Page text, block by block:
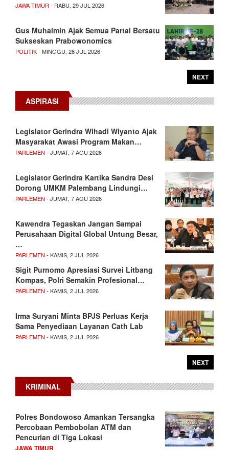
JAWA TIMUR - RABU, 29 JUL 2026
Gus Muhaimin Ajak Semua Partai Bersatu
Sukseskan Prabowonomics
POLITIK- MINGGU, 26 JUL 2026
NEXT
ASPIRASI
Legislator Gerindra Wihadi Wiyanto Ajak
Masyarakat Awasi Program Makan…
PARLEMEN - JUMAT, 7 AGU 2026
Legislator Gerindra Kartika Sandra Desi
Dorong UMKM Palembang Lindungi…
PARLEMEN - JUMAT, 7 AGU 2026
Kawendra Tegaskan Jangan Sampai
Perusahaan Digital Global Untung Besar,
…
PARLEMEN - KAMIS, 2 JUL 2026
Sigit Purnomo Apresiasi Survei Litbang
Kompas, Polri Semakin Profesional…
PARLEMEN - KAMIS, 2 JUL 2026
Irma Suryani Minta BPJS Perluas Kerja
Sama Penyediaan Layanan Cath Lab
PARLEMEN - KAMIS, 2 JUL 2026
NEXT
KRIMINAL
Polres Bondowoso Amankan Tersangka
Percobaan Pembobolan ATM dan
Pencurian di Tiga Lokasi
JAWA TIMUR